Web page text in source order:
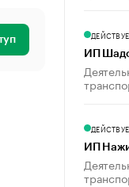
ИП
ИП